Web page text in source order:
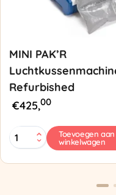
MINI PAK’R
Refurbished
€425,00
MINI
PAK'R
Refurbished
Toevoegen aan
winkelwagen